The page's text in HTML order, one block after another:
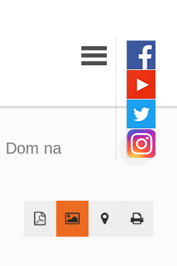
Strona
O firmie
Dom na